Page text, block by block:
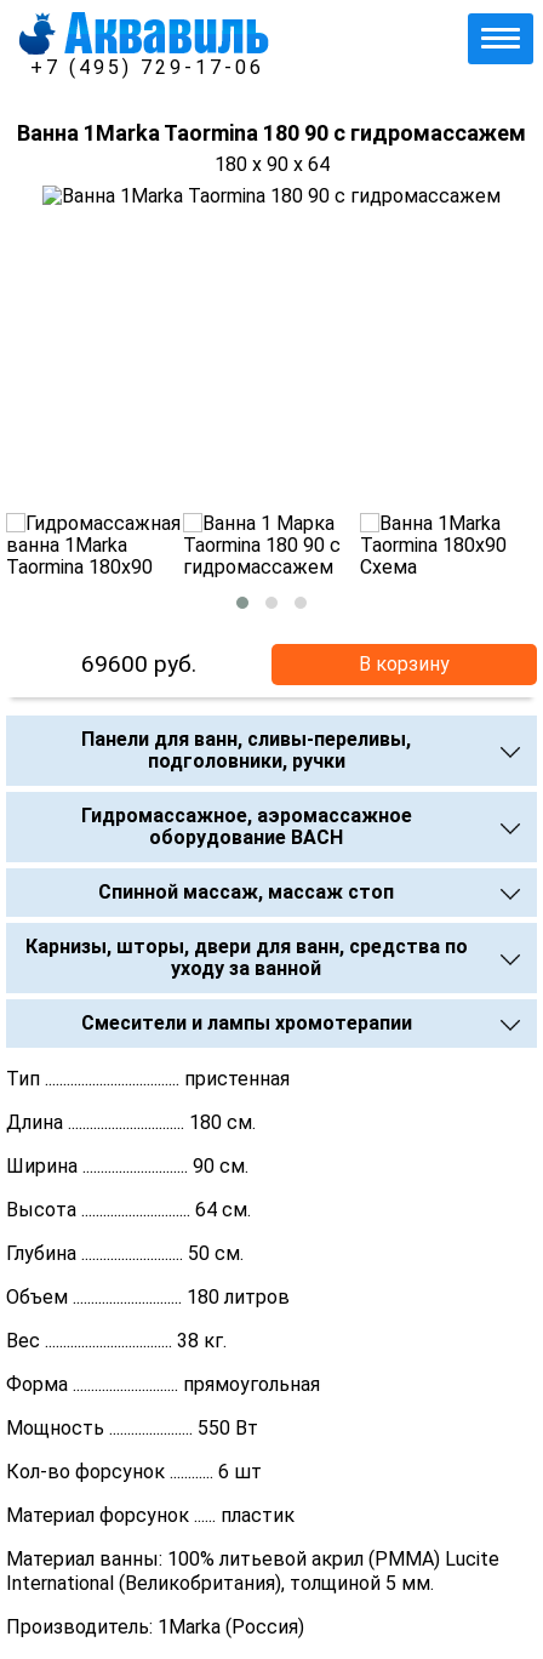
+7 (495) 729-17-06
Ванна 1Marka Taormina 180 90 с гидромассажем
180 x 90 x 64
69600 руб. В корзину
Панели для ванн, сливы-переливы,
подголовники, ручки
Гидромассажное, аэромассажное
оборудование BACH
Спинной массаж, массаж стоп
Карнизы, шторы, двери для ванн, средства по
уходу за ванной
Смесители и лампы хромотерапии
Тип ..................................... пристенная
Длина ................................ 180 см.
Ширина ............................. 90 см.
Высота .............................. 64 см.
Глубина ............................ 50 см.
Объем .............................. 180 литров
Вес ................................... 38 кг.
Форма ............................. прямоугольная
Мощность ....................... 550 Вт
Кол-во форсунок ............ 6 шт
Материал форсунок ...... пластик
Материал ванны: 100% литьевой акрил (PMMA) Lucite
International (Великобритания), толщиной 5 мм.
Производитель: 1Marka (Россия)